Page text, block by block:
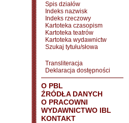
Spis działów
Indeks nazwisk
Indeks rzeczowy
Kartoteka czasopism
Kartoteka teatrów
Kartoteka wydawnictw
Szukaj tytułu/słowa
Transliteracja
Deklaracja dostępności
O PBL
ŹRÓDŁA DANYCH
O PRACOWNI
WYDAWNICTWO IBL
KONTAKT